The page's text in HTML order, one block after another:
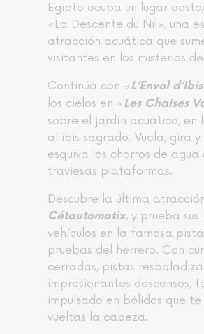
Egipto ocupa un lugar
«La Descente du Nil», una
atracción acuática que
visitantes en los misterios
Continúa con «L’Envol d’Ibis
los cielos en «Les Chaises
sobre el jardín acuático, en
al ibis sagrado. Vuela, gira y
esquiva los chorros de agua
traviesas plataformas.
Descubre la última
Cétautomatix, y prueba
vehículos en la famosa
pruebas del herrero. Con
cerradas, pistas
impresionantes descensos,
impulsado en bólidos que
vueltas la cabeza.